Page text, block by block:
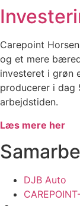
Carepoint
og et mere
investeret i grøn
producerer i dag
arbejdstiden.
Læs mere her
DJB Auto